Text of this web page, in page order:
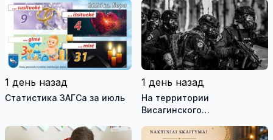
обновлённой стелы
истории моды (видео)
1 день назад
Статистика ЗАГСа за июль
1 день назад
На территории
Висагинского
международные